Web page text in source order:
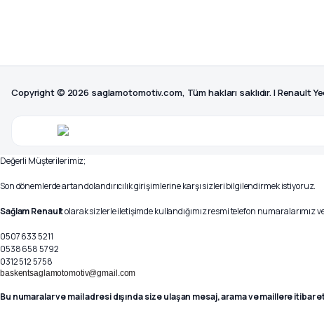
Copyright © 2026 saglamotomotiv.com, Tüm hakları saklıdır. | Renault
Değerli Müşterilerimiz;
Son dönemlerde artan dolandırıcılık girişimlerine karşı sizleri bilgilendirmek istiyoruz.
Sağlam Renaultolarak sizlerle iletişimde kullandığımız resmi telefon numaralarımız
0507 633 5211
0538 658 5792
0312 512 5758
baskentsaglamotomotiv@gmail.com
Bu numaralar ve mail adresi dışında size ulaşan mesaj, arama ve maillere itibar